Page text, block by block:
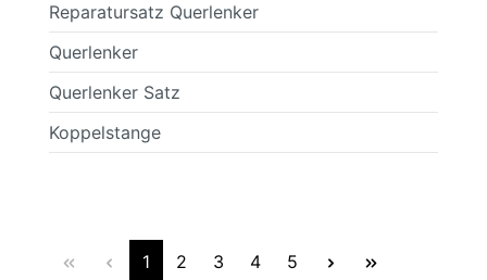
Reparatursatz Querlenker
Querlenker
Querlenker Satz
Koppelstange
1 2 3 4 5